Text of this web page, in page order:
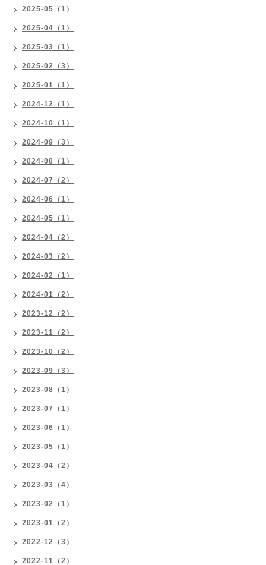
2025-05（1）
2025-04（1）
2025-03（1）
2025-02（3）
2025-01（1）
2024-12（1）
2024-10（1）
2024-09（3）
2024-08（1）
2024-07（2）
2024-06（1）
2024-05（1）
2024-04（2）
2024-03（2）
2024-02（1）
2024-01（2）
2023-12（2）
2023-11（2）
2023-10（2）
2023-09（3）
2023-08（1）
2023-07（1）
2023-06（1）
2023-05（1）
2023-04（2）
2023-03（4）
2023-02（1）
2023-01（2）
2022-12（3）
2022-11（2）